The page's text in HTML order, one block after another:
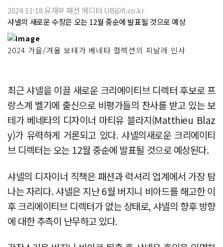
2024-11-18 유재부 패션 에디터 UB@fi.co.kr
샤넬의 새로운 수장은 오는 12월 중순에 발표될 것으로 예상
2024 가을/겨울 보테가 베네타 컬렉션의 피날레 인사
최근 샤넬을 이끌 새로운 크리에이티브 디렉터 후보로 프
랑스계 벨기에 출신으로 비평가들의 찬사를 받고 있는 보
테가 베네타의 디자이너 마티유 블라지(Matthieu Blaz
y)가 유력하게 거론되고 있다. 샤넬의새로운 크리에이티
브 디렉터는 오는 12월 중순에 발표될 것으로 예상된다.
샤넬의 디자이너 직책은 패션과 럭셔리 업계에서 가장 탐
나는 자리다. 샤넬은 지난 6월 버지니 비아드를 해고한 이
후 크리에이티브 디렉터가 없는 상태로, 샤넬의 향후 방향
에 대한 추측이 난무하고 있다.